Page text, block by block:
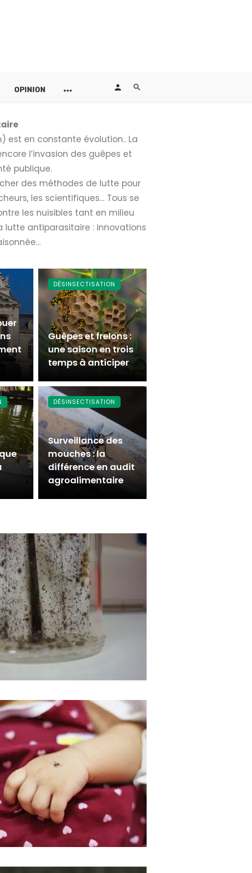
OPINION
est en constante évolution.. La
l’invasion des guêpes et
publique.
des méthodes de lutte pour
les scientifiques… Tous se
les nuisibles tant en milieu
lutte antiparasitaire : innovations
Guêpes et frelons :
une saison en trois
temps à anticiper
DÉSINSECTISATION
Surveillance des
mouches : la
différence en audit
agroalimentaire
DÉSINSECTISATION